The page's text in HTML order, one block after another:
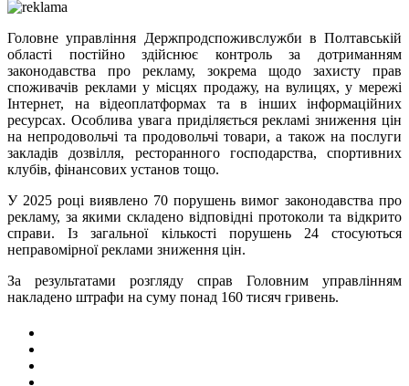
Головне управління Держпродспоживслужби в Полтавській
області постійно здійснює контроль за дотриманням
законодавства про рекламу, зокрема щодо захисту прав
споживачів реклами у місцях продажу, на вулицях, у мережі
Інтернет, на відеоплатформах та в інших інформаційних
ресурсах. Особлива увага приділяється рекламі зниження цін
на непродовольчі та продовольчі товари, а також на послуги
закладів дозвілля, ресторанного господарства, спортивних
клубів, фінансових установ тощо.
У 2025 році виявлено 70 порушень вимог законодавства про
рекламу, за якими складено відповідні протоколи та відкрито
справи. Із загальної кількості порушень 24 стосуються
неправомірної реклами зниження цін.
За результатами розгляду справ Головним управлінням
накладено штрафи на суму понад 160 тисяч гривень.